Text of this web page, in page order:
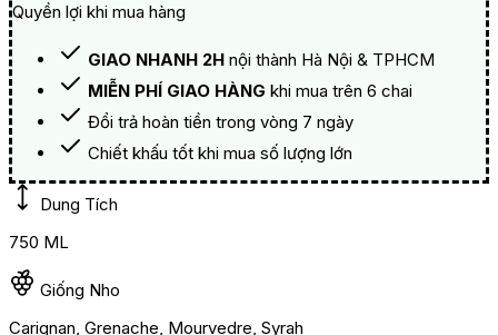
Quyền lợi khi mua hàng
GIAO NHANH 2H nội thành Hà Nội & TPHCM
MIỄN PHÍ GIAO HÀNG khi mua trên 6 chai
Đổi trả hoàn tiền trong vòng 7 ngày
Chiết khấu tốt khi mua số lượng lớn
Dung Tích
750 ML
Giống Nho
Carignan, Grenache, Mourvedre, Syrah